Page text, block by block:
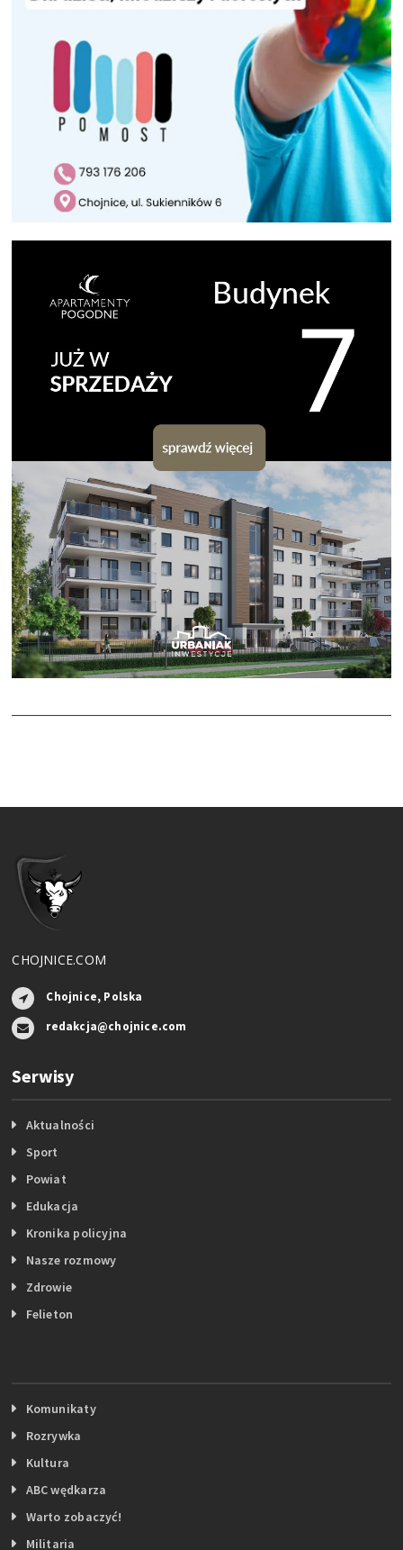
CHOJNICE.COM
Chojnice, Polska
redakcja@chojnice.com
Serwisy
Aktualności
Sport
Powiat
Edukacja
Kronika policyjna
Nasze rozmowy
Zdrowie
Felieton
Komunikaty
Rozrywka
Kultura
ABC wędkarza
Warto zobaczyć!
Militaria